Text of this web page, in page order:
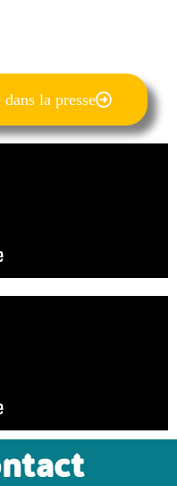
la presse